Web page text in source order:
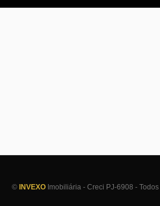
© INVEXO Imobiliária - Creci PJ-6908 -